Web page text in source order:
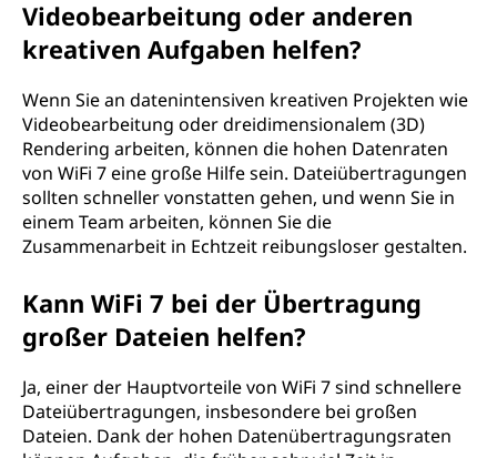
Videobearbeitung oder anderen
kreativen Aufgaben helfen?
Wenn Sie an datenintensiven kreativen Projekten wie
Videobearbeitung oder dreidimensionalem (3D)
Rendering arbeiten, können die hohen Datenraten
von WiFi 7 eine große Hilfe sein. Dateiübertragungen
sollten schneller vonstatten gehen, und wenn Sie in
einem Team arbeiten, können Sie die
Zusammenarbeit in Echtzeit reibungsloser gestalten.
Kann WiFi 7 bei der Übertragung
großer Dateien helfen?
Ja, einer der Hauptvorteile von WiFi 7 sind schnellere
Dateiübertragungen, insbesondere bei großen
Dateien. Dank der hohen Datenübertragungsraten